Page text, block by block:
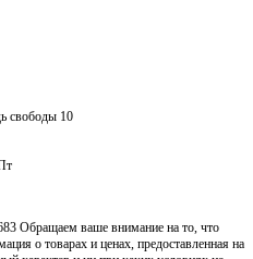
свободы 10
ваше внимание на то, что
о товарах и ценах, предоставленная на